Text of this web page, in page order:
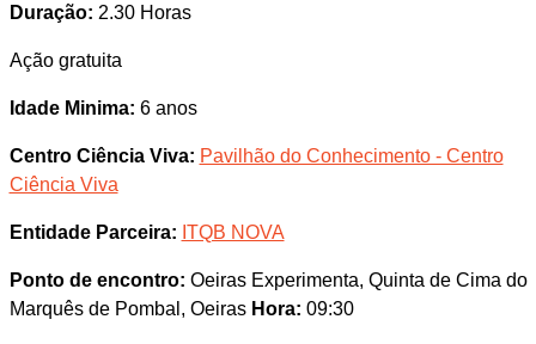
Duração: 2.30 Horas
Ação gratuita
Idade Minima: 6 anos
Centro Ciência Viva: Pavilhão do Conhecimento - Centro
Ciência Viva
Entidade Parceira: ITQB NOVA
Ponto de encontro: Oeiras Experimenta, Quinta de Cima do
Marquês de Pombal, Oeiras Hora: 09:30